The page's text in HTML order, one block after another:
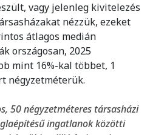
vagy jelenleg kivitelezés
nézzük, ezeket
átlagos medián
országosan, 2025
mint 16%-kal többet, 1
négyzetméterük.
50 négyzetméteres társasházi
ingatlanok közötti